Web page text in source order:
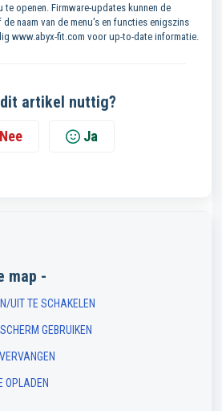
te openen. Firmware-updates kunnen de
naam van de menu's en functies enigszins
www.abyx-fit.com voor up-to-date informatie.
artikel nuttig?
Nee Ja
map -
UIT TE SCHAKELEN
GEBRUIKEN
OPLADEN